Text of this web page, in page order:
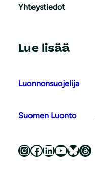
Yhteystiedot
Lue lisää
Luonnonsuojelija
Suomen Luonto
Luonnonsuojeluliitto Instagramissa Luonnonsuojeluliitto Facebookissa Luonnonsuojeluliitto LinkedInissä Luonnonsuojeluliiton YouTube-kanava Luonnonsuojeluliitto Blueskyssa Luonnonsuojeluliitto Threadsissa